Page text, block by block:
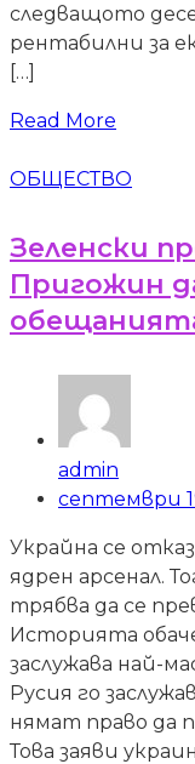
следващото
рентабилни за
[…]
Read More
ОБЩЕСТВО
Зеленски
Пригожин
admin
септември
Украйна се
ядрен арсенал.
трябва да се
Историята
заслужава най-
Русия го
нямат право да
Това заяви